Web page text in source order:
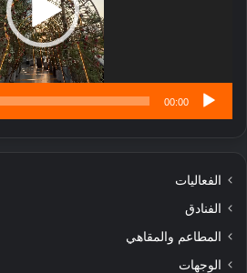
تُ
ن
س
ى
00:00
الفعاليات
الفنادق
المطاعم والمقاهي
الوجهات